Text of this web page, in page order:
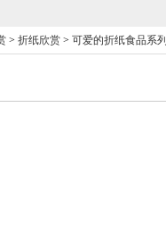
>折纸欣赏 >可爱的折纸食品系列